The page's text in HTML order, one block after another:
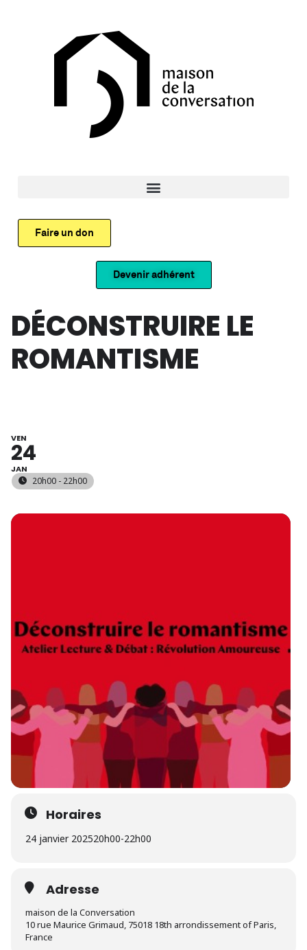
Faire un don
Devenir adhérent
DÉCONSTRUIRE LE
ROMANTISME
VEN
24
JAN
20h00 - 22h00
Horaires
24 janvier 202520h00-22h00
Adresse
maison de la Conversation
10 rue Maurice Grimaud, 75018 18th arrondissement of Paris,
France